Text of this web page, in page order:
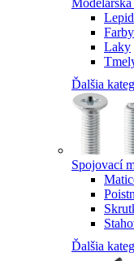
Modelárska
Farby
Laky
Ďalšia
Spojovací
Ďalšia